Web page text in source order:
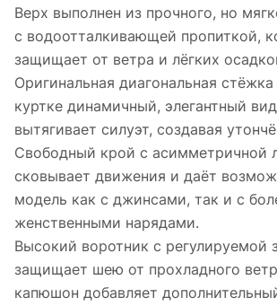
Верх выполнен из прочного, но
с водоотталкивающей пропиткой,
защищает от ветра и лёгких
Оригинальная диагональная
куртке динамичный, элегантный
вытягивает силуэт, создавая
Свободный крой с асимметричной
сковывает движения и даёт
модель как с джинсами, так и с
женственными нарядами.
Высокий воротник с регулируемой
защищает шею от прохладного
капюшон добавляет